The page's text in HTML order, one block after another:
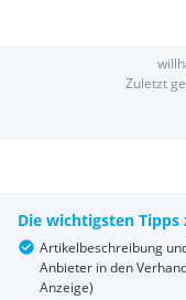
Zuletzt
Die wichtigsten Tipps
Artikelbeschreibung
Anbieter in den
Anzeige)